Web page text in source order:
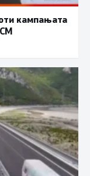
кампањата